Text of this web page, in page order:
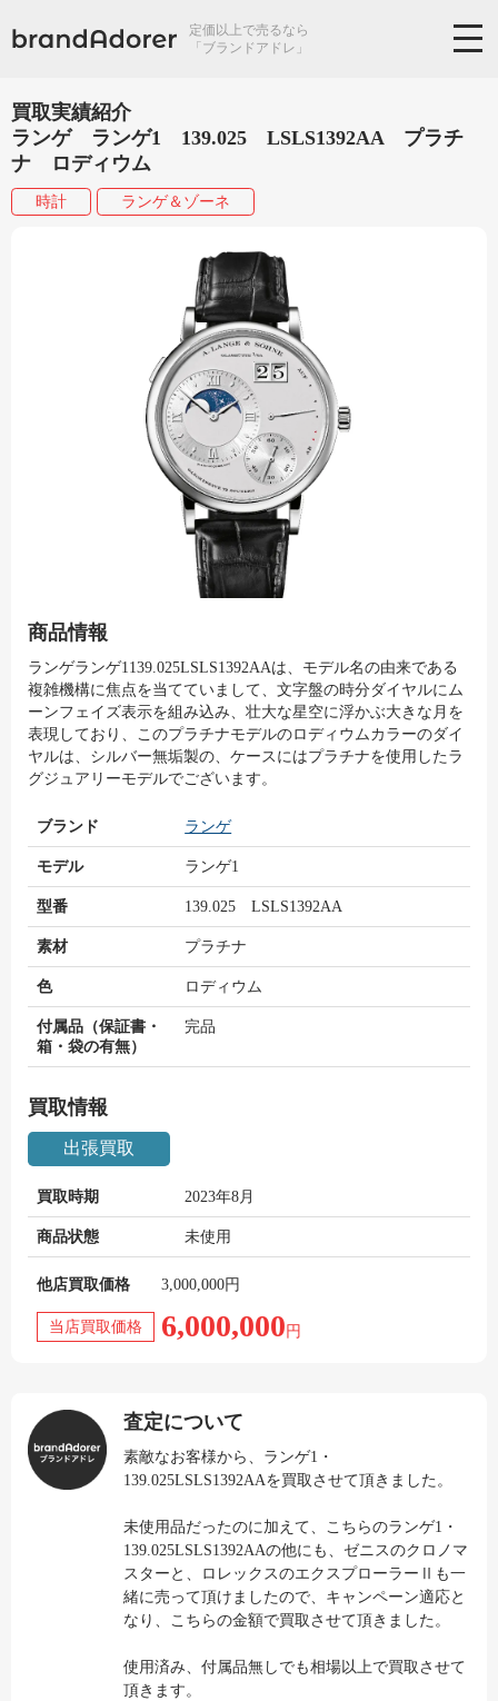
定価以上で売るなら
「ブランドアドレ」
買取実績紹介
ランゲ ランゲ1 139.025 LSLS1392AA プラチ
ナ ロディウム
時計 ランゲ＆ゾーネ
商品情報
ランゲランゲ1139.025LSLS1392AAは、モデル名の由来である
複雑機構に焦点を当てていまして、文字盤の時分ダイヤルにム
ーンフェイズ表示を組み込み、壮大な星空に浮かぶ大きな月を
表現しており、このプラチナモデルのロディウムカラーのダイ
ヤルは、シルバー無垢製の、ケースにはプラチナを使用したラ
グジュアリーモデルでございます。
ブランド ランゲ
モデル ランゲ1
型番 139.025 LSLS1392AA
素材 プラチナ
色 ロディウム
付属品（保証書・
箱・袋の有無）
完品
買取情報
出張買取
買取時期 2023年8月
商品状態 未使用
他店買取価格 3,000,000円
当店買取価格 6,000,000 円
査定について
素敵なお客様から、ランゲ1・
139.025LSLS1392AAを買取させて頂きました。
未使用品だったのに加えて、こちらのランゲ1・
139.025LSLS1392AAの他にも、ゼニスのクロノマ
スターと、ロレックスのエクスプローラーⅡも一
緒に売って頂けましたので、キャンペーン適応と
なり、こちらの金額で買取させて頂きました。
使用済み、付属品無しでも相場以上で買取させて
頂きます。